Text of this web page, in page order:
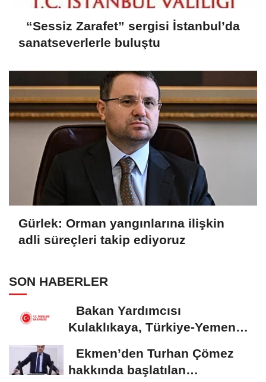
“Sessiz Zarafet” sergisi İstanbul’da
sanatseverlerle buluştu
Gürlek: Orman yangınlarına ilişkin
adli süreçleri takip ediyoruz
SON HABERLER
Bakan Yardımcısı
Kulaklıkaya, Türkiye-Yemen
Ekmen’den Turhan Çömez
hakkında başlatılan